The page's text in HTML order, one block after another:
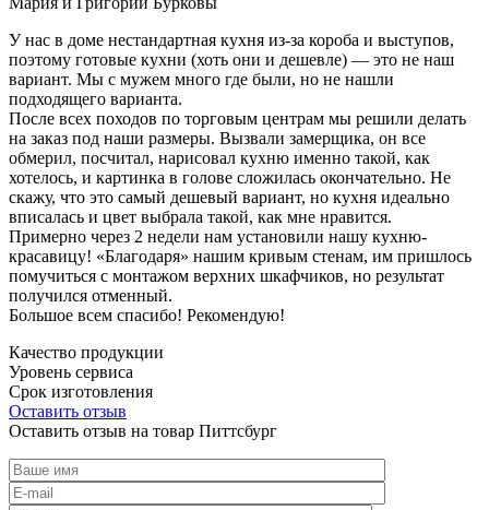
У нас в доме нестандартная кухня из-за короба и выступов,
поэтому готовые кухни (хоть они и дешевле) — это не наш
вариант. Мы с мужем много где были, но не нашли
подходящего варианта.
После всех походов по торговым центрам мы решили делать
на заказ под наши размеры. Вызвали замерщика, он все
обмерил, посчитал, нарисовал кухню именно такой, как
хотелось, и картинка в голове сложилась окончательно. Не
скажу, что это самый дешевый вариант, но кухня идеально
вписалась и цвет выбрала такой, как мне нравится.
Примерно через 2 недели нам установили нашу кухню-
красавицу! «Благодаря» нашим кривым стенам, им пришлось
помучиться с монтажом верхних шкафчиков, но результат
получился отменный.
Большое всем спасибо! Рекомендую!
Качество продукции
Уровень сервиса
Срок изготовления
Оставить отзыв
Оставить отзыв на товар Питтсбург